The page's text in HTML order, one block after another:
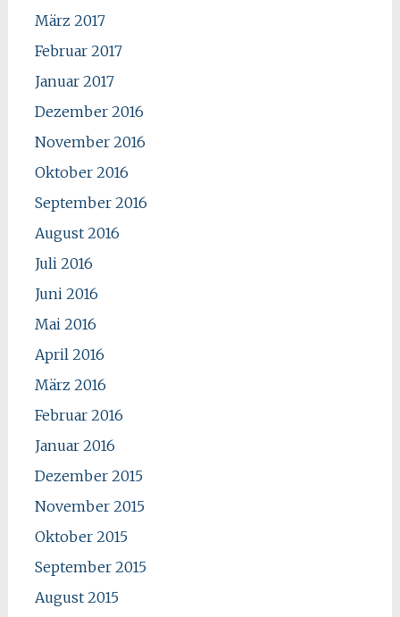
März 2017
Februar 2017
Januar 2017
Dezember 2016
November 2016
Oktober 2016
September 2016
August 2016
Juli 2016
Juni 2016
Mai 2016
April 2016
März 2016
Februar 2016
Januar 2016
Dezember 2015
November 2015
Oktober 2015
September 2015
August 2015